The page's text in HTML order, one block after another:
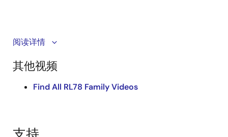
瑞萨电子展示采用 RL78/L13 微控制器的微型电源监控器
户能够准确地测量电器的功耗。
阅读详情
其他视频
Find All RL78 Family Videos